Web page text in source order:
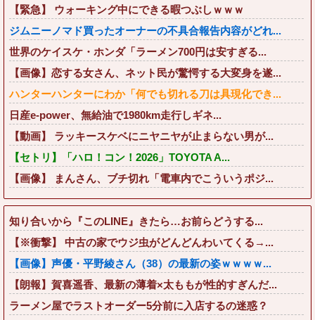
【緊急】 ウォーキング中にできる暇つぶしｗｗｗ
ジムニーノマド買ったオーナーの不具合報告内容がどれ...
世界のケイスケ・ホンダ「ラーメン700円は安すぎる...
【画像】恋する女さん、ネット民が驚愕する大変身を遂...
ハンターハンターにわか「何でも切れる刀は具現化でき...
日産e-power、無給油で1980km走行しギネ...
【動画】 ラッキースケベにニヤニヤが止まらない男が...
【セトリ】「ハロ！コン！2026」TOYOTA A...
【画像】 まんさん、ブチ切れ「電車内でこういうポジ...
知り合いから『このLINE』きたら…お前らどうする...
【※衝撃】 中古の家でウジ虫がどんどんわいてくる→...
【画像】声優・平野綾さん（38）の最新の姿ｗｗｗｗ...
【朗報】賀喜遥香、最新の薄着×太ももが性的すぎんだ...
ラーメン屋でラストオーダー5分前に入店するの迷惑？